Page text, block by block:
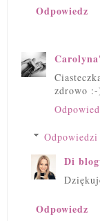
Odpowiedz
zdrowo :-
Odpowiedzi
Di
Odpowiedz